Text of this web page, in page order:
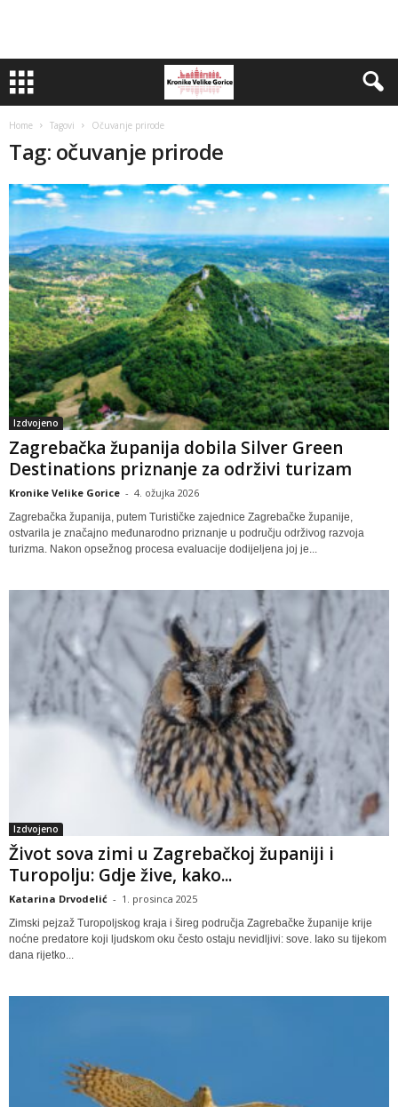
Home Tagovi Očuvanje prirode
Tag: očuvanje prirode
Izdvojeno
Zagrebačka županija dobila Silver Green
Destinations priznanje za održivi turizam
Kronike Velike Gorice - 4. ožujka 2026
Zagrebačka županija, putem Turističke zajednice Zagrebačke županije,
ostvarila je značajno međunarodno priznanje u području održivog razvoja
turizma. Nakon opsežnog procesa evaluacije dodijeljena joj je...
Izdvojeno
Život sova zimi u Zagrebačkoj županiji i
Turopolju: Gdje žive, kako...
Katarina Drvodelić - 1. prosinca 2025
Zimski pejzaž Turopoljskog kraja i šireg područja Zagrebačke županije krije
noćne predatore koji ljudskom oku često ostaju nevidljivi: sove. Iako su tijekom
dana rijetko...